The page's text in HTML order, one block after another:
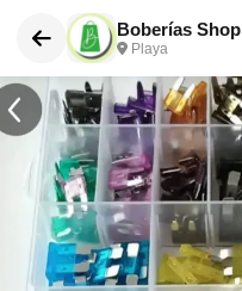
Boberías Shop
Playa